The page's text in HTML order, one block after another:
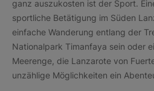
ganz auszukosten ist der Sport.
sportliche Betätigung im Süden
einfache Wanderung entlang der
Nationalpark Timanfaya sein oder
Meerenge, die Lanzarote von
unzählige Möglichkeiten ein